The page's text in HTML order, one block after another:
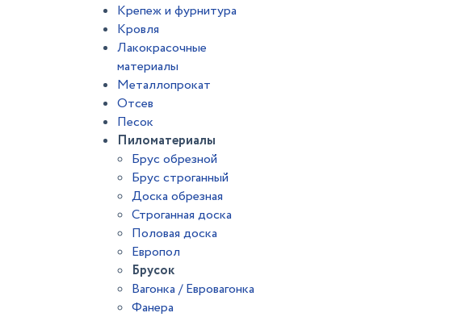
Крепеж и фурнитура
Кровля
Лакокрасочные
материалы
Металлопрокат
Отсев
Песок
Пиломатериалы
Брус обрезной
Брус строганный
Доска обрезная
Строганная доска
Половая доска
Европол
Брусок
Вагонка / Евровагонка
Фанера